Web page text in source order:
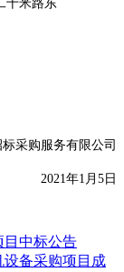
十米路东
采购服务有限公司
2021年1 月 5 日
目中标公告
设备采购项目成